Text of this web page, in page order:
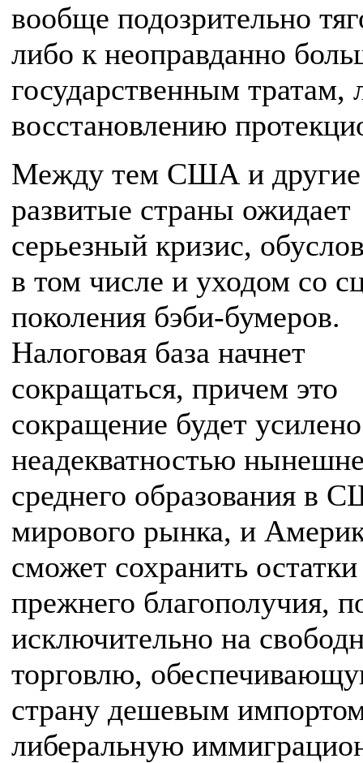
вообще подозрительно
либо к неоправданно
государственным тратам,
восстановлению
Между тем США и другие
развитые страны ожидает
серьезный кризис,
в том числе и уходом со
поколения бэби-бумеров.
Налоговая база начнет
сокращаться, причем это
сокращение будет
неадекватностью
среднего образования в
мирового рынка, и
сможет сохранить остатки
прежнего благополучия,
исключительно на
торговлю,
страну дешевым
либеральную